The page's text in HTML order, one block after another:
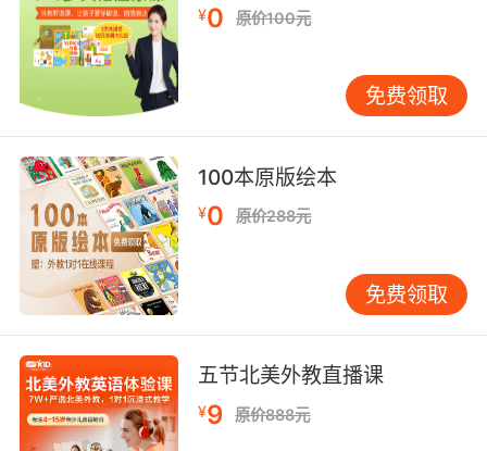
¥0 原价100元
免费领取
100本原版绘本
¥0 原价288元
免费领取
五节北美外教直播课
¥9 原价888元